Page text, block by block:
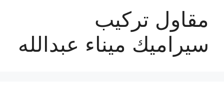
مقاول تركيب
سيراميك ميناء عبدالله